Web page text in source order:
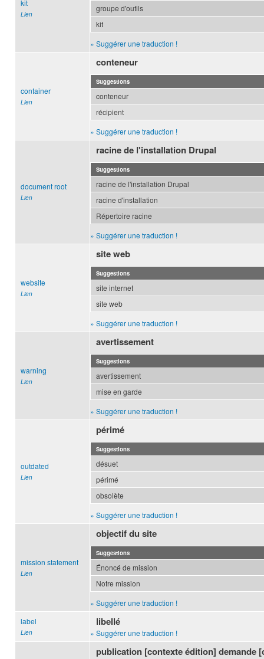
kit
Lien
groupe d'outils
kit
» Suggérer une traduction !
container
Lien
conteneur
Suggestions
conteneur
récipient
» Suggérer une traduction !
document root
Lien
racine de l'installation Drupal
Suggestions
racine de l'installation Drupal
racine d'installation
Répertoire racine
» Suggérer une traduction !
website
Lien
site web
Suggestions
site internet
site web
» Suggérer une traduction !
warning
Lien
avertissement
Suggestions
avertissement
mise en garde
» Suggérer une traduction !
outdated
Lien
périmé
Suggestions
désuet
périmé
obsolète
» Suggérer une traduction !
mission statement
Lien
objectif du site
Suggestions
Énoncé de mission
Notre mission
» Suggérer une traduction !
label
Lien
libellé
» Suggérer une traduction !
publication [contexte édition] demande